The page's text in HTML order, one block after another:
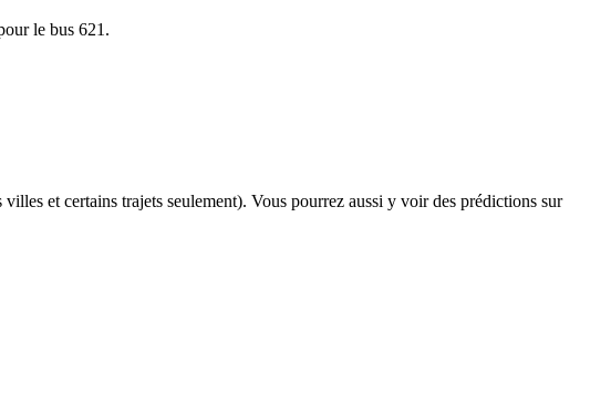
le bus 621.
et certains trajets seulement). Vous pourrez aussi y voir des prédictions sur